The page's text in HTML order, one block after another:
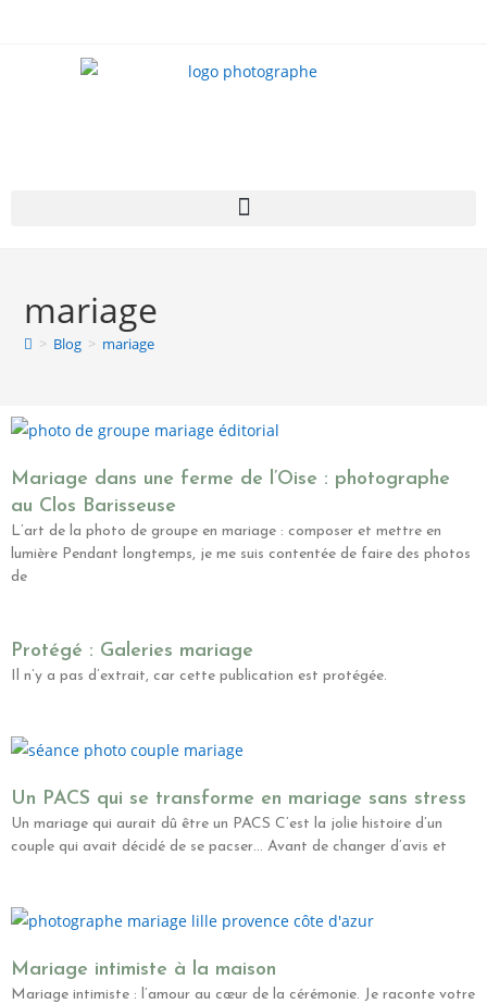
mariage
> Blog > mariage
Mariage dans une ferme de l’Oise : photographe
au Clos Barisseuse
L’art de la photo de groupe en mariage : composer et mettre en
lumière Pendant longtemps, je me suis contentée de faire des photos
de
Protégé : Galeries mariage
Il n’y a pas d’extrait, car cette publication est protégée.
Un PACS qui se transforme en mariage sans stress
Un mariage qui aurait dû être un PACS C’est la jolie histoire d’un
couple qui avait décidé de se pacser… Avant de changer d’avis et
Mariage intimiste à la maison
Mariage intimiste : l’amour au cœur de la cérémonie. Je raconte votre